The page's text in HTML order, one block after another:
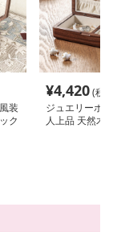
装
ク
¥4,420(税
ジュエリーボ
人上品 天然木